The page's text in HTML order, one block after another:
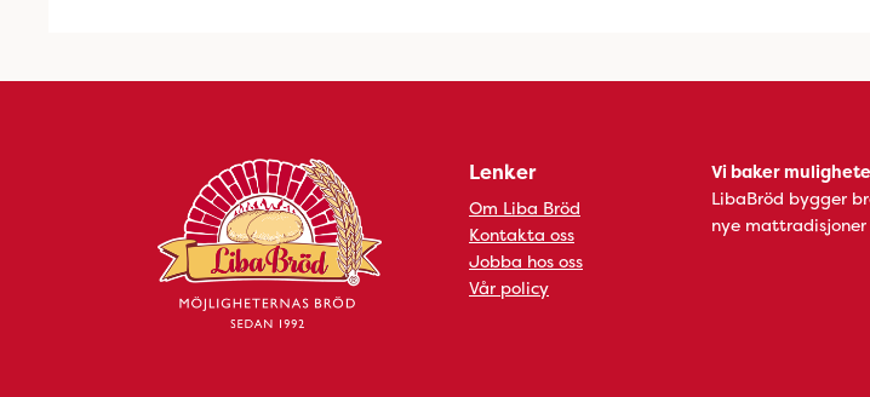
Lenker
Om Liba Bröd
Kontakta oss
Jobba hos oss
Vår policy
Vi baker
LibaBröd bygger
nye